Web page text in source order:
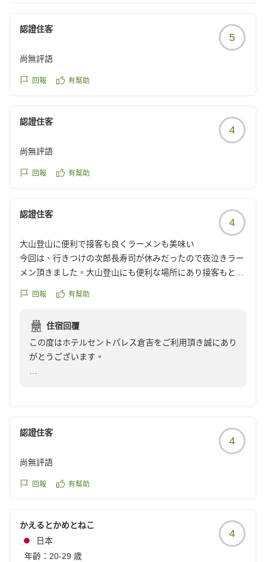
認證住客
5
尚無評語
回報 有幫助
認證住客
4
尚無評語
回報 有幫助
認證住客
4
大山登山に便利で接客も良くラーメンも美味い
今回は、行きつけの次郎長寿司が休みだったので夜泣きラー
メン頂きました。大山登山にも便利な場所にあり接客もとて
クチコミの詳細はこちらから
reviewId=33123478356671
回報 有幫助
住宿回覆
この度はホテルセントパレス倉吉をご利用頂き誠にあり
がとうございます。
鳥取県中部を観光の場合はもちろん、広く鳥取県内の観
光地を見て回りたい場合なども、ご宿泊の拠点としてお
勧めです。
んを中心として飲食店が比較的多くございます。
です。
週末を中心に満席になる可能性もございますので、お目
当てのお店がお決まりの場合には事前にお店の方へ営業
認證住客
4
尚無評語
回報 有幫助
かえるとかめとねこ
日本
年齡： 20-29 歲
4